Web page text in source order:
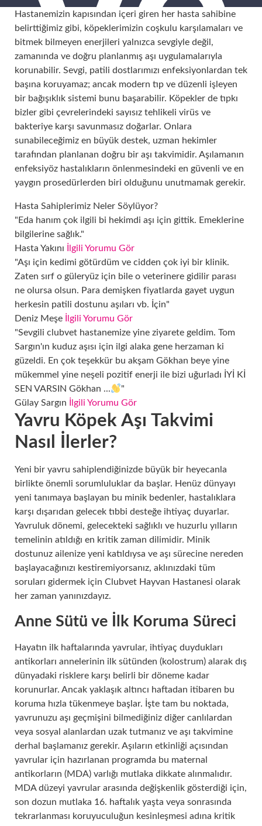
Hastanemizin kapısından içeri giren her hasta sahibine
belirttiğimiz gibi, köpeklerimizin coşkulu karşılamaları ve
bitmek bilmeyen enerjileri yalnızca sevgiyle değil,
zamanında ve doğru planlanmış aşı uygulamalarıyla
korunabilir. Sevgi, patili dostlarımızı enfeksiyonlardan tek
başına koruyamaz; ancak modern tıp ve düzenli işleyen
bir bağışıklık sistemi bunu başarabilir. Köpekler de tıpkı
bizler gibi çevrelerindeki sayısız tehlikeli virüs ve
bakteriye karşı savunmasız doğarlar. Onlara
sunabileceğimiz en büyük destek, uzman hekimler
tarafından planlanan doğru bir aşı takvimidir. Aşılamanın
enfeksiyöz hastalıkların önlenmesindeki en güvenli ve en
yaygın prosedürlerden biri olduğunu unutmamak gerekir.
Hasta Sahiplerimiz Neler Söylüyor?
"Eda hanım çok ilgili bi hekimdi aşı için gittik. Emeklerine
bilgilerine sağlık."
Hasta Yakını
İlgili Yorumu Gör
"Aşı için kedimi götürdüm ve cidden çok iyi bir klinik.
Zaten sırf o güleryüz için bile o veterinere gidilir parası
ne olursa olsun. Para demişken fiyatlarda gayet uygun
herkesin patili dostunu aşıları vb. İçin"
Deniz Meşe
İlgili Yorumu Gör
"Sevgili clubvet hastanemize yine ziyarete geldim. Tom
Sargın'ın kuduz aşısı için ilgi alaka gene herzaman ki
güzeldi. En çok teşekkür bu akşam Gökhan beye yine
mükemmel yine neşeli pozitif enerji ile bizi uğurladı İYİ Kİ
SEN VARSIN Gökhan ...
"
Gülay Sargın
İlgili Yorumu Gör
Yavru Köpek Aşı Takvimi
Nasıl İlerler?
Yeni bir yavru sahiplendiğinizde büyük bir heyecanla
birlikte önemli sorumluluklar da başlar. Henüz dünyayı
yeni tanımaya başlayan bu minik bedenler, hastalıklara
karşı dışarıdan gelecek tıbbi desteğe ihtiyaç duyarlar.
Yavruluk dönemi, gelecekteki sağlıklı ve huzurlu yılların
temelinin atıldığı en kritik zaman dilimidir. Minik
dostunuz ailenize yeni katıldıysa ve aşı sürecine nereden
başlayacağınızı kestiremiyorsanız, aklınızdaki tüm
soruları gidermek için Clubvet Hayvan Hastanesi olarak
her zaman yanınızdayız.
Anne Sütü ve İlk Koruma Süreci
Hayatın ilk haftalarında yavrular, ihtiyaç duydukları
antikorları annelerinin ilk sütünden (kolostrum) alarak dış
dünyadaki risklere karşı belirli bir döneme kadar
korunurlar. Ancak yaklaşık altıncı haftadan itibaren bu
koruma hızla tükenmeye başlar. İşte tam bu noktada,
yavrunuzu aşı geçmişini bilmediğiniz diğer canlılardan
veya sosyal alanlardan uzak tutmanız ve aşı takvimine
derhal başlamanız gerekir. Aşıların etkinliği açısından
yavrular için hazırlanan programda bu maternal
antikorların (MDA) varlığı mutlaka dikkate alınmalıdır.
MDA düzeyi yavrular arasında değişkenlik gösterdiği için,
son dozun mutlaka 16. haftalık yaşta veya sonrasında
tekrarlanması koruyuculuğun kesinleşmesi adına kritik